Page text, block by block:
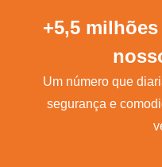
+5,5
Um número que
segurança e